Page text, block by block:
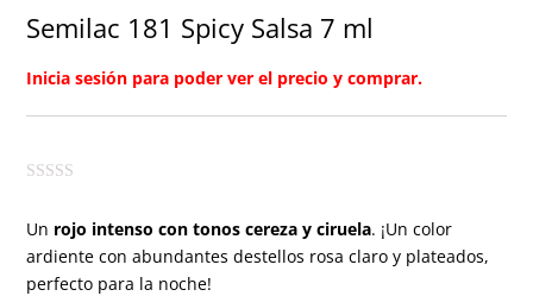
Semilac 181 Spicy Salsa 7 ml
Inicia sesión para poder ver el precio y comprar.
Un rojo intenso con tonos cereza y ciruela. ¡Un color
ardiente con abundantes destellos rosa claro y plateados,
perfecto para la noche!